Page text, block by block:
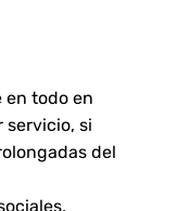
en todo en
servicio, si
del